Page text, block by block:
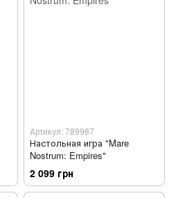
Артикул: 789987
Настольная игра "Mare
Nostrum: Empires"
2 099 грн